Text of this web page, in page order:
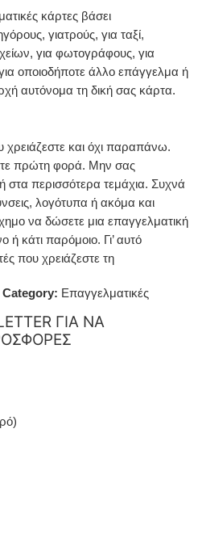
κάρτες βάσει
γιατρούς, για ταξί,
για φωτογράφους, για
οποιοδήποτε άλλο επάγγελμα ή
αυτόνομα τη δική σας κάρτα.
χρειάζεστε και όχι παραπάνω.
πρώτη φορά. Μην σας
στα περισσότερα τεμάχια. Συχνά
λογότυπα ή ακόμα και
να δώσετε μια επαγγελματική
κάτι παρόμοιο. Γι’ αυτό
που χρειάζεστε τη
Category: Επαγγελματικές
ΓΙΑ ΝΑ